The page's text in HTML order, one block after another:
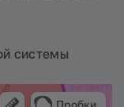
системы